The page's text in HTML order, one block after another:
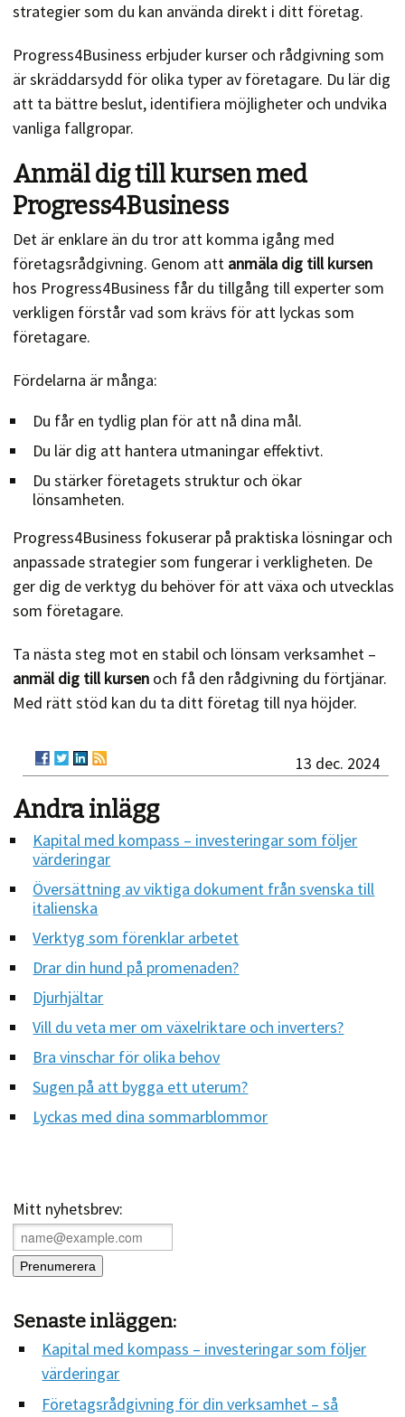
strategier som du kan använda direkt i ditt företag.
Progress4Business erbjuder kurser och rådgivning som
är skräddarsydd för olika typer av företagare. Du lär dig
att ta bättre beslut, identifiera möjligheter och undvika
vanliga fallgropar.
Anmäl dig till kursen med
Progress4Business
Det är enklare än du tror att komma igång med
företagsrådgivning. Genom att anmäla dig till kursen
hos Progress4Business får du tillgång till experter som
verkligen förstår vad som krävs för att lyckas som
företagare.
Fördelarna är många:
Du får en tydlig plan för att nå dina mål.
Du lär dig att hantera utmaningar effektivt.
Du stärker företagets struktur och ökar
lönsamheten.
Progress4Business fokuserar på praktiska lösningar och
anpassade strategier som fungerar i verkligheten. De
ger dig de verktyg du behöver för att växa och utvecklas
som företagare.
Ta nästa steg mot en stabil och lönsam verksamhet –
anmäl dig till kursen och få den rådgivning du förtjänar.
Med rätt stöd kan du ta ditt företag till nya höjder.
13 dec. 2024
Andra inlägg
Kapital med kompass – investeringar som följer
värderingar
Översättning av viktiga dokument från svenska till
italienska
Verktyg som förenklar arbetet
Drar din hund på promenaden?
Djurhjältar
Vill du veta mer om växelriktare och inverters?
Bra vinschar för olika behov
Sugen på att bygga ett uterum?
Lyckas med dina sommarblommor
Mitt nyhetsbrev:
Senaste inläggen:
Kapital med kompass – investeringar som följer
värderingar
Företagsrådgivning för din verksamhet – så